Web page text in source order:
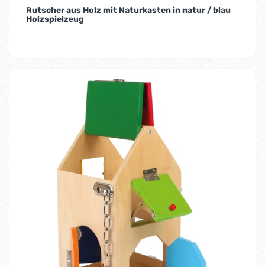
Rutscher aus Holz mit Naturkasten in natur / blau
Holzspielzeug